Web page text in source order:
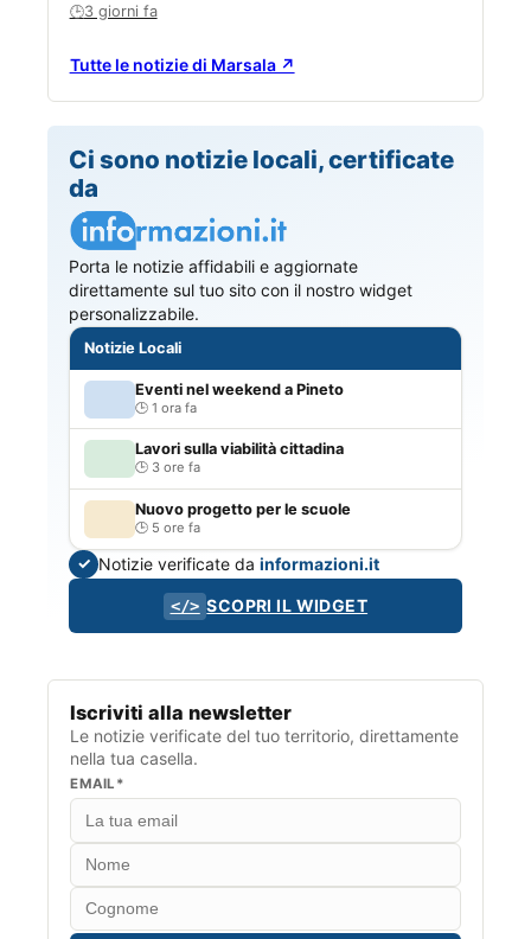
🕒3 giorni fa
Tutte le notizie di Marsala ↗
Ci sono notizie locali, certificate
da
Porta le notizie affidabili e aggiornate
direttamente sul tuo sito con il nostro widget
personalizzabile.
Notizie Locali
Eventi nel weekend a Pineto
1 ora fa
Lavori sulla viabilità cittadina
3 ore fa
Nuovo progetto per le scuole
5 ore fa
✓ Notizie verificate dainformazioni.it
</> SCOPRI IL WIDGET
Iscriviti alla newsletter
Le notizie verificate del tuo territorio, direttamente
nella tua casella.
EMAIL*